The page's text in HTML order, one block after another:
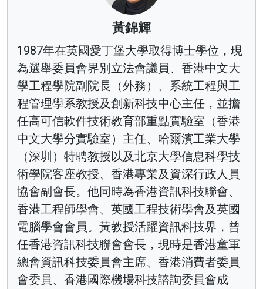
黃錦輝
1987年在英國愛丁堡大學取得博士學位，現
為選舉委員會界別立法會議員、香港中文大
學工程學院副院長（外務）、系統工程與工
程管理學系教授及創新科技中心主任，並擔
任高可信軟件技術教育部重點實驗室（香港
中文大學分實驗室）主任、哈爾濱工業大學
（深圳）特聘教授以及北京大學信息科學技
術學院客座教授、香港專業及資深行政人員
協會副會長。他同時為香港資訊科技聯會、
香港工程師學會、英國工程技術學會及英國
電腦學會會員。黃教授活躍資訊科技界，曾
任香港資訊科技聯會會長，現時是香港童軍
總會資訊科技委員會主席、香港消費者委員
會委員、香港國際機場科技諮詢委員會成